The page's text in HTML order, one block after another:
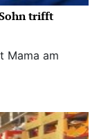
trifft
Mama am